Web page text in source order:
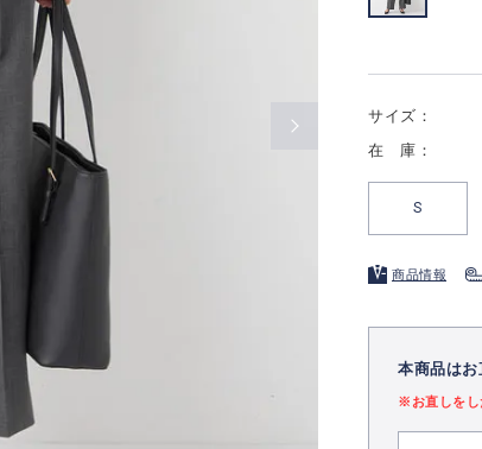
サイズ：
在 庫：
S
商品情報
本商品は
※お直しをし